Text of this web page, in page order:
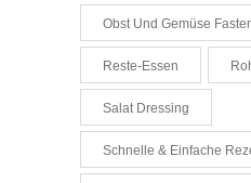
Obst Und Gemüse
Reste-Essen
Salat Dressing
Schnelle & Einfache